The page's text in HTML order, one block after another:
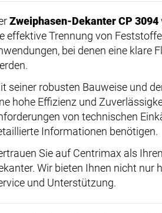
Zweiphasen-Dekanter CP 3094
effektive Trennung von
bei denen eine klare
seiner robusten Bauweise und
hohe Effizienz und
von technischen
Informationen benötigen.
Sie auf Centrimax als
Wir bieten Ihnen nicht
und Unterstützung.